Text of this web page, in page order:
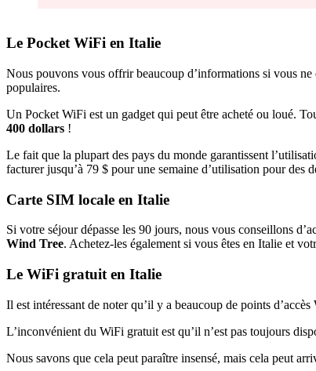
Le Pocket WiFi en Italie
Nous pouvons vous offrir beaucoup d’informations si vous ne
populaires.
Un Pocket WiFi est un gadget qui peut être acheté ou loué.
400 dollars !
Le fait que la plupart des pays du monde garantissent
facturer jusqu’à 79 $ pour une semaine d’utilisation pour des
Carte SIM locale en Italie
Si votre séjour dépasse les 90 jours, nous vous conseillons
Wind Tree. Achetez-les également si vous êtes en Italie et
Le WiFi gratuit en Italie
Il est intéressant de noter qu’il y a beaucoup de points
L’inconvénient du WiFi gratuit est qu’il n’est pas toujours
Nous savons que cela peut paraître insensé, mais cela peut